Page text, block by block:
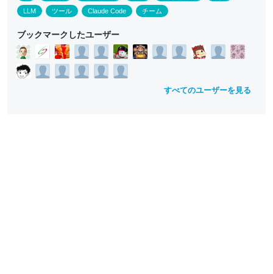
LLM ツール Claude Code チーム
ブックマークしたユーザー
すべてのユーザーを見る